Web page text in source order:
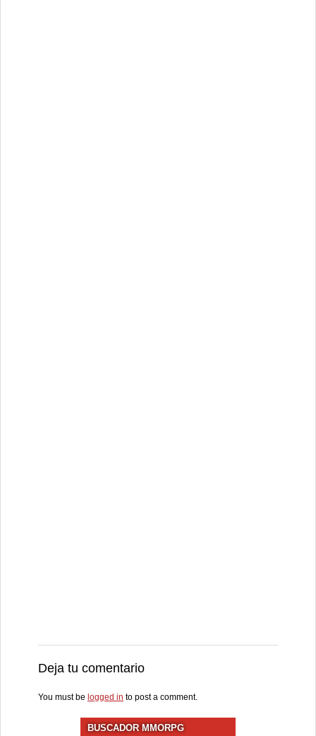
Deja tu comentario
You must be logged in to post a comment.
BUSCADOR MMORPG